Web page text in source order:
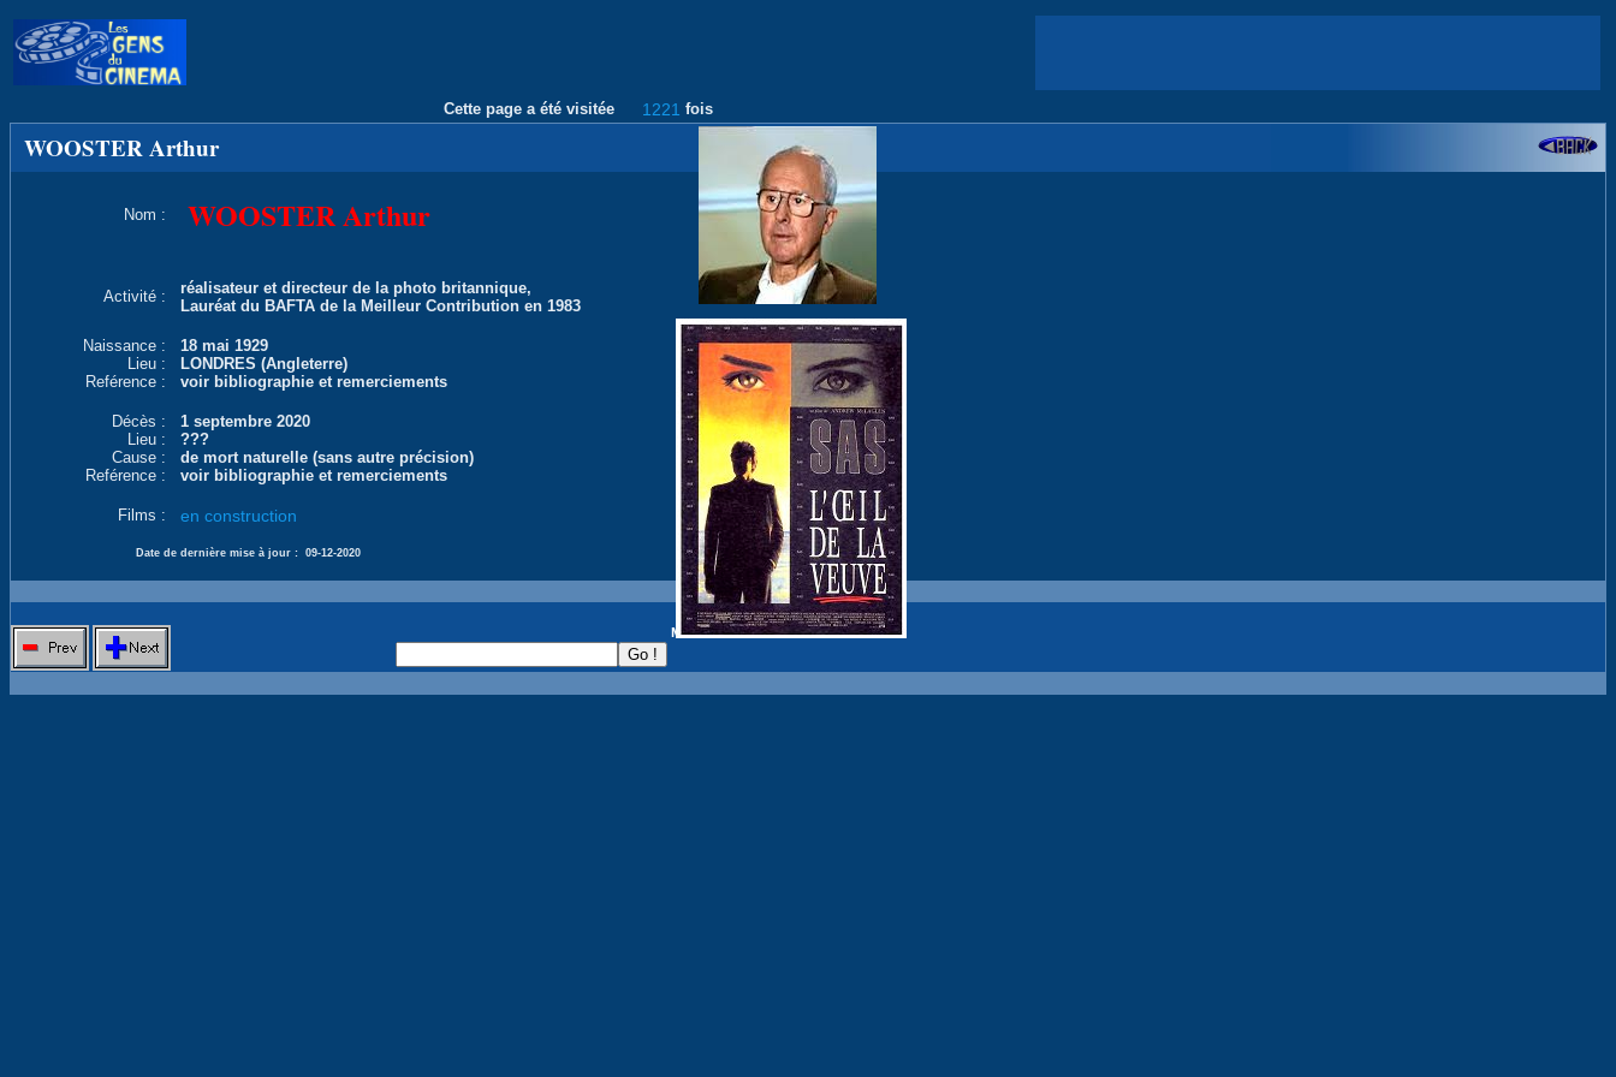
Cette page a été visitée 1221 fois
WOOSTER Arthur
Nom : WOOSTER Arthur
Activité :
réalisateur et directeur de la photo britannique,
Lauréat du BAFTA de la Meilleur Contribution en 1983
Naissance :
18 mai 1929
Lieu :
LONDRES (Angleterre)
Reférence :
voir bibliographie et remerciements
Décès :
1 septembre 2020
Lieu :
???
Cause :
de mort naturelle (sans autre précision)
Reférence :
voir bibliographie et remerciements
Films : en construction
Date de dernière mise à jour : 09-12-2020
Nouvelle recherche :